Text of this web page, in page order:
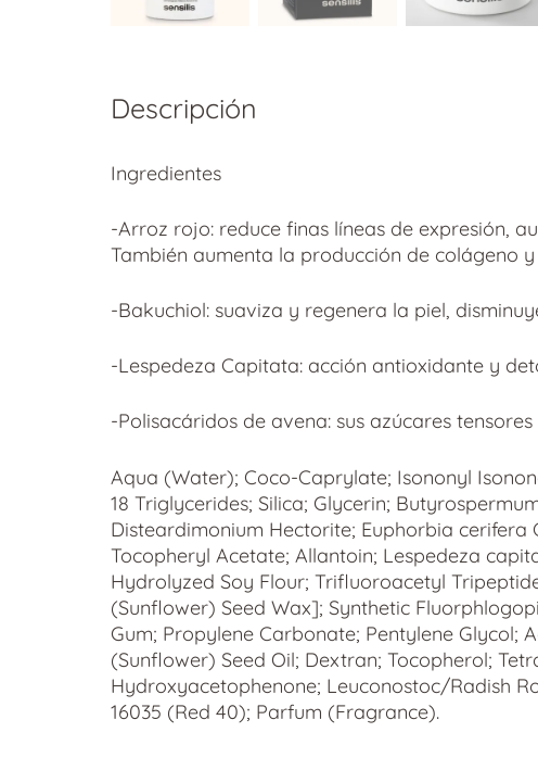
Descripción
Ingredientes
-Arroz rojo: reduce finas líneas de expresión,
También aumenta la producción de colágeno
-Bakuchiol: suaviza y regenera la piel,
-Lespedeza Capitata: acción antioxidante y
-Polisacáridos de avena: sus azúcares
Aqua (Water); Coco-Caprylate; Isononyl
18 Triglycerides; Silica; Glycerin;
Disteardimonium Hectorite; Euphorbia
Tocopheryl Acetate; Allantoin; Lespedeza
Hydrolyzed Soy Flour; Trifluoroacetyl
(Sunflower) Seed Wax]; Synthetic
Gum; Propylene Carbonate; Pentylene Glycol;
(Sunflower) Seed Oil; Dextran; Tocopherol;
Hydroxyacetophenone; Leuconostoc/Radish
16035 (Red 40); Parfum (Fragrance).